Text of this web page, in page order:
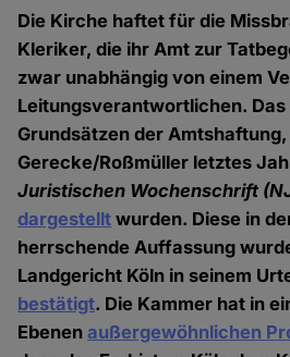
Die Kirche haftet für die
Kleriker, die ihr Amt zur
zwar unabhängig von einem
Leitungsverantwortlichen.
Grundsätzen der
Gerecke/Roßmüller letztes
Juristischen Wochenschrift
dargestellt wurden. Diese in
herrschende Auffassung
Landgericht Köln in seinem
bestätigt. Die Kammer hat in
Ebenenaußergewöhnlichen